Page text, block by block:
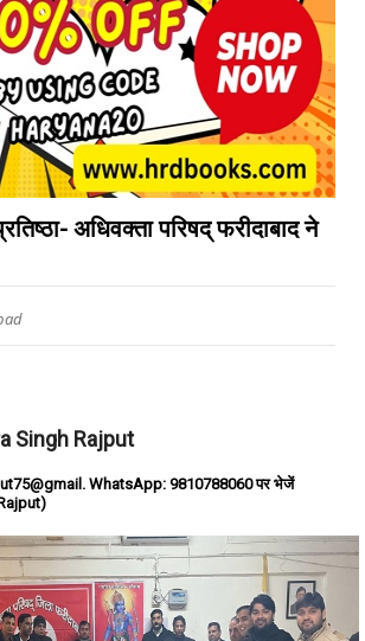
अधिवक्ता परिषद् फरीदाबाद ने
Singh Rajput
WhatsApp: 9810788060 पर भेजें